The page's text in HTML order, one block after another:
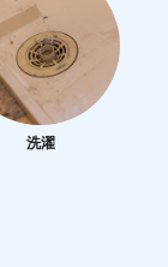
洗濯